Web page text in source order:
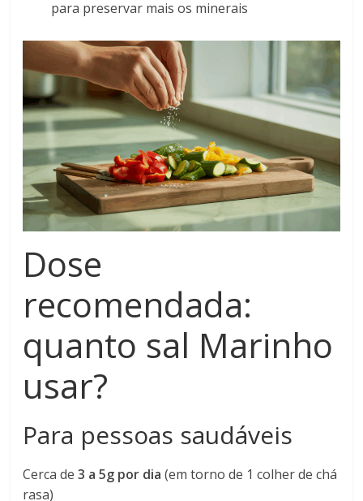
para preservar mais os minerais
Dose
recomendada:
quanto sal Marinho
usar?
Para pessoas saudáveis
Cerca de3 a 5g por dia (em torno de 1 colher de chá
rasa)